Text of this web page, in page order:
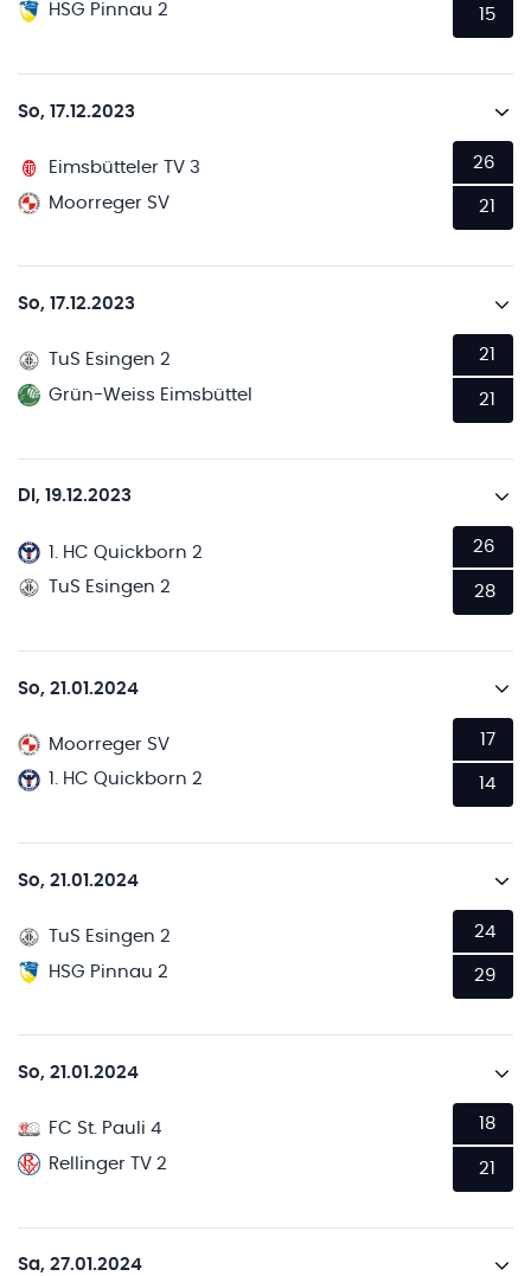
HSG Pinnau 2 15
So, 17.12.2023
Eimsbütteler TV 3
Moorreger SV
26
21
So, 17.12.2023
TuS Esingen 2
Grün-Weiss Eimsbüttel
21
21
Di, 19.12.2023
1. HC Quickborn 2
TuS Esingen 2
26
28
So, 21.01.2024
Moorreger SV
1. HC Quickborn 2
17
14
So, 21.01.2024
TuS Esingen 2
HSG Pinnau 2
24
29
So, 21.01.2024
FC St. Pauli 4
Rellinger TV 2
18
21
Sa, 27.01.2024